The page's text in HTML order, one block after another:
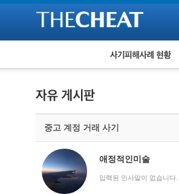
피해사례 현황
보이스피싱 피해사례
유해사이트 목록
비공개 피해사례
워킹홀리데이 피해사례
중고 계정 거래 사기
애정적인미술
입력된 인사말이 없습니다.